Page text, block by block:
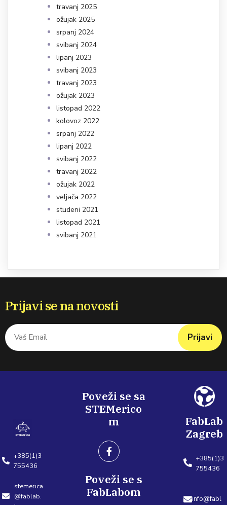
travanj 2025
ožujak 2025
srpanj 2024
svibanj 2024
lipanj 2023
svibanj 2023
travanj 2023
ožujak 2023
listopad 2022
kolovoz 2022
srpanj 2022
lipanj 2022
svibanj 2022
travanj 2022
ožujak 2022
veljača 2022
studeni 2021
listopad 2021
svibanj 2021
Prijavi se na novosti
Prijavi
+385(1)3
755436
stemerica
@fablab.
Poveži se sa
STEMerico
m
Poveži se s
FabLabom
FabLab
Zagreb
+385(1)3
755436
info@fabl